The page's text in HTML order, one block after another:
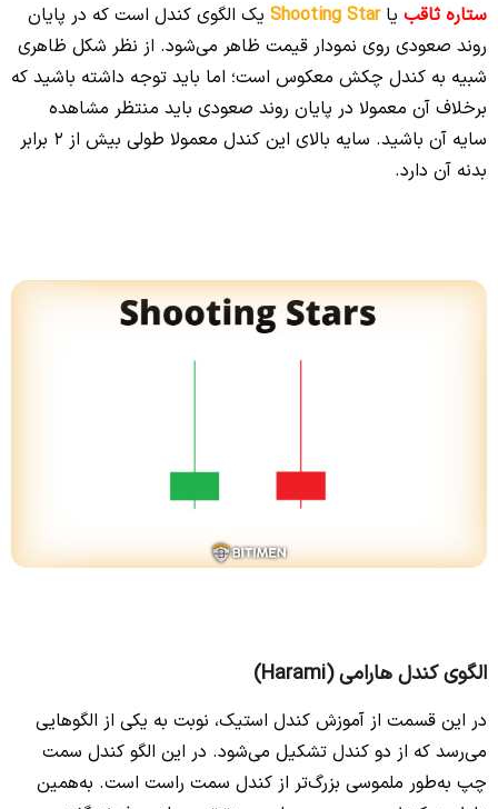
ستاره ثاقب یاShooting Star یک الگوی کندل است که در پایان
روند صعودی روی نمودار قیمت ظاهر می‌شود. از نظر شکل ظاهری
شبیه به کندل چکش معکوس است؛ اما باید توجه داشته باشید که
برخلاف آن معمولا در پایان روند صعودی باید منتظر مشاهده
سایه آن باشید. سایه بالای این کندل معمولا طولی بیش از 2 برابر
بدنه آن دارد.
الگوی کندل هارامی (Harami)
در این قسمت از آموزش کندل استیک، نوبت به یکی از الگوهایی
می‌رسد که از دو کندل تشکیل می‌شود. در این الگو کندل سمت
چپ به‌طور ملموسی بزرگ‌تر از کندل سمت راست است. به‌همین